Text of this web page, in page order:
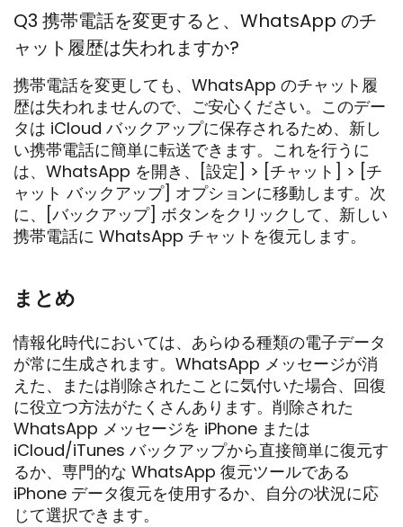
Q3 携帯電話を変更すると、WhatsApp のチ
ャット履歴は失われますか?
携帯電話を変更しても、WhatsApp のチャット履
歴は失われませんので、ご安心ください。このデー
タは iCloud バックアップに保存されるため、新し
い携帯電話に簡単に転送できます。これを行うに
は、WhatsApp を開き、[設定] > [チャット] > [チ
ャット バックアップ] オプションに移動します。次
に、[バックアップ] ボタンをクリックして、新しい
携帯電話に WhatsApp チャットを復元します。
まとめ
情報化時代においては、あらゆる種類の電子データ
が常に生成されます。WhatsApp メッセージが消
えた、または削除されたことに気付いた場合、回復
に役立つ方法がたくさんあります。削除された
WhatsApp メッセージを iPhone または
iCloud/iTunes バックアップから直接簡単に復元す
るか、専門的な WhatsApp 復元ツールである
iPhone データ復元を使用するか、自分の状況に応
じて選択できます。